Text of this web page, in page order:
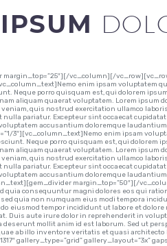
vc_column][/
enim ipsam voluptatem
Neque porro quisquam est, qui dolorem
aliquam quaerat voluptatem. Lorem ipsum
veniam, quis nostrud exercitation ullamco
pariatur. Excepteur sint occaecat
accusantium doloremque
3″][vc_column_text]Nemo enim ipsam
Neque porro quisquam est, qui dolorem
aliquam quaerat voluptatem. Lorem ipsum
veniam, quis nostrud exercitation ullamco
pariatur. Excepteur sint occaecat
accusantium doloremque
margin_top=”50″][/
quia consequuntur magni dolores eos qui
quia non numquam eius modi tempora
eiusmod tempor incididunt ut labore et
Duis aute irure dolor in reprehenderit in
deserunt mollit anim id est laborum. Sed ut
ab illo inventore veritatis et quasi
gallery_type=”grid” gallery_layout=”3x”